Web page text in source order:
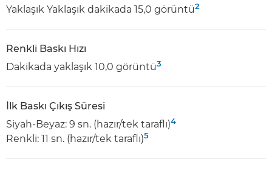
Yaklaşık Yaklaşık dakikada 15,0 görüntü2
Renkli Baskı Hızı
Dakikada yaklaşık 10,0 görüntü3
İlk Baskı Çıkış Süresi
Siyah-Beyaz: 9 sn. (hazır/tek taraflı)4
Renkli: 11 sn. (hazır/tek taraflı)5